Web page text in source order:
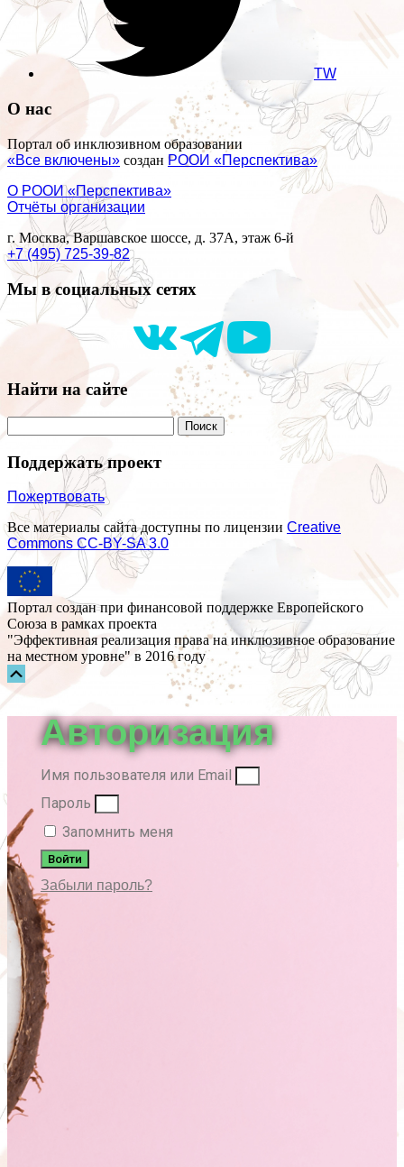
TW
О нас
Портал об инклюзивном образовании
«Все включены» создан РООИ «Перспектива»
О РООИ «Перспектива»
Отчёты организации
г. Москва, Варшавское шоссе, д. 37А, этаж 6-й
+7 (495) 725-39-82
Мы в социальных сетях
Найти на сайте
Поддержать проект
Пожертвовать
Все материалы сайта доступны по лицензии Creative
Commons СС-BY-SA 3.0
Портал создан при финансовой поддержке Европейского
Союза в рамках проекта
"Эффективная реализация права на инклюзивное образование
на местном уровне" в 2016 году
Авторизация
Имя пользователя или Email
Пароль
Запомнить меня
Войти
Забыли пароль?